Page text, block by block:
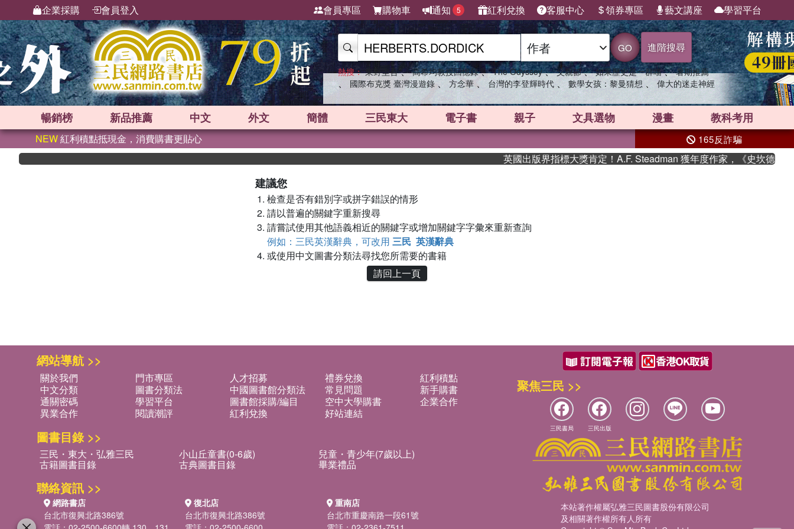
企業採購 會員登入 會員專區 購物車 通知 5 紅利兌換 客服中心 領券專區 藝文講座 學習平台
GO 進階搜尋
熱搜： 東野圭吾 、 高希均教授回憶錄 、 The Odyssey 、 父親節 、 如果歷史是一群喵 、 暑期推薦
、 國際布克獎 臺灣漫遊錄 、 方念華 、 台灣的李登輝時代 、 數學女孩：黎曼猜想 、 偉大的迷走神經
暢銷榜 新品推薦 中文 外文 簡體 三民東大 電子書 親子 文具選物 漫畫 教科考用
NEW紅利積點抵現金，消費購書更貼心 165反詐騙
英國出版界指標大獎肯定！A.F. Steadman 獲年度作家，《史坎德》系
建議您
檢查是否有錯別字或拼字錯誤的情形
請以普遍的關鍵字重新搜尋
請嘗試使用其他語義相近的關鍵字或增加關鍵字字彙來重新查詢
例如：三民英漢辭典，可改用 三民 英漢辭典
或使用中文圖書分類法尋找您所需要的書籍
請回上一頁
網站導航 >>
關於我們 門市專區 人才招募 禮券兌換
紅利積點
中文分類
圖書分類法 中國圖書館分類法 常見問題
新手購書
通關密碼
學習平台 圖書館採購/編目 空中大學購書
企業合作
異業合作
閱讀潮評 紅利兌換 好站連結
圖書目錄 >>
三民・東大・弘雅三民 小山丘童書(0-6歲) 兒童・青少年(7歲以上)
古籍圖書目錄 古典圖書目錄 畢業禮品
聯絡資訊 >>
網路書店
台北市復興北路386號
復北店
台北市復興北路386號
重南店
台北市重慶南路一段61號
聚焦三民 >>
三民書局 三民出版
本站著作權屬弘雅三民圖書股份有限公司
及相關著作權所有人所有